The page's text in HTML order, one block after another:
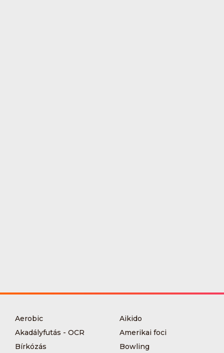
Aerobic
Aikido
Akadályfutás - OCR
Amerikai foci
Bírkózás
Bowling